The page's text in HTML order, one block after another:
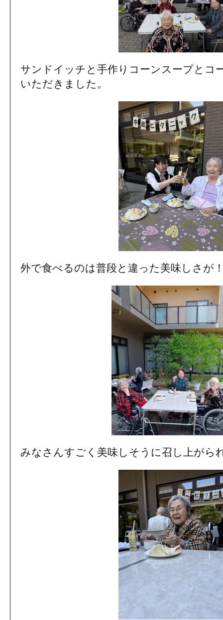
サンドイッチと手作りコーンスープとコ
いただきました。
外で食べるのは普段と違った美味しさが
みなさんすごく美味しそうに召し上がら